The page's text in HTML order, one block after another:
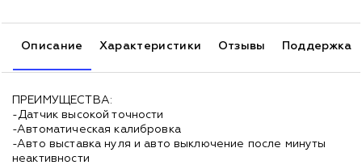
Описание Характеристики Отзывы Поддержка
ПРЕИМУЩЕСТВА:
-Датчик высокой точности
-Автоматическая калибровка
-Авто выставка нуля и авто выключение после минуты
неактивности